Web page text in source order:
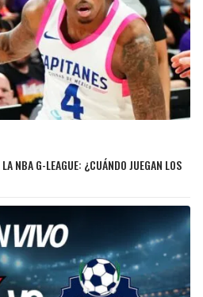
NBA G-LEAGUE: ¿CUÁNDO JUEGAN LOS